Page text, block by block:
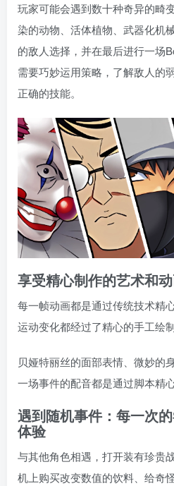
玩家可能会遇到数十种奇异的畸
染的动物、活体植物、武器化机
的敌人选择，并在最后进行一场
需要巧妙运用策略，了解敌人的
正确的技能。
享受精心制作的艺术和
每一帧动画都是通过传统技术精
运动变化都经过了精心的手工绘
贝娅特丽丝的面部表情、微妙的
一场事件的配音都是通过脚本精心
遇到随机事件：每一次
体验
与其他角色相遇，打开装有珍贵
机上购买改变数值的饮料、给奇